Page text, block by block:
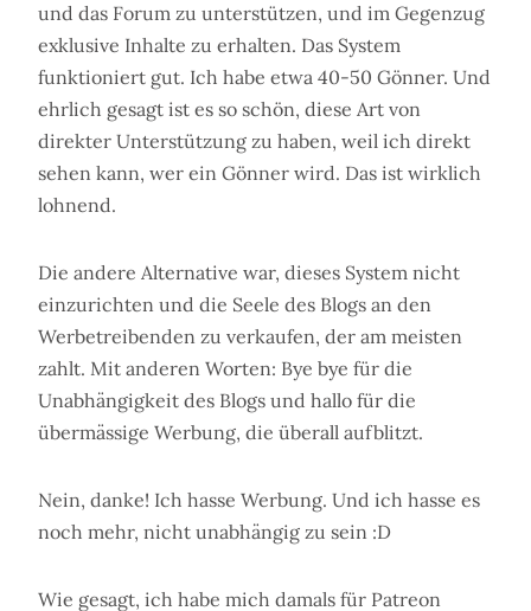
und das Forum zu unterstützen, und im Gegenzug
exklusive Inhalte zu erhalten. Das System
funktioniert gut. Ich habe etwa 40-50 Gönner. Und
ehrlich gesagt ist es so schön, diese Art von
direkter Unterstützung zu haben, weil ich direkt
sehen kann, wer ein Gönner wird. Das ist wirklich
lohnend.
Die andere Alternative war, dieses System nicht
einzurichten und die Seele des Blogs an den
Werbetreibenden zu verkaufen, der am meisten
zahlt. Mit anderen Worten: Bye bye für die
Unabhängigkeit des Blogs und hallo für die
übermässige Werbung, die überall aufblitzt.
Nein, danke! Ich hasse Werbung. Und ich hasse es
noch mehr, nicht unabhängig zu sein :D
Wie gesagt, ich habe mich damals für Patreon